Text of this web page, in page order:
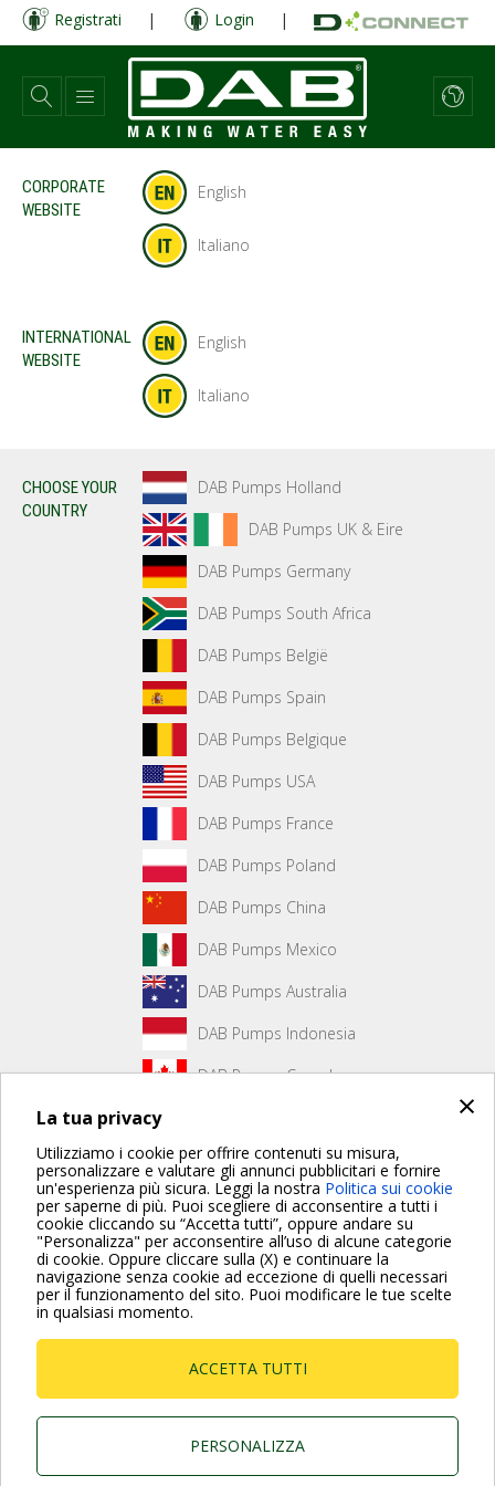
×
La tua privacy
Utilizziamo i cookie per offrire contenuti su misura,
personalizzare e valutare gli annunci pubblicitari e fornire
un'esperienza più sicura. Leggi la nostra Politica sui cookie
per saperne di più. Puoi scegliere di acconsentire a tutti i
cookie cliccando su “Accetta tutti”, oppure andare su
"Personalizza" per acconsentire all’uso di alcune categorie
di cookie. Oppure cliccare sulla (X) e continuare la
navigazione senza cookie ad eccezione di quelli necessari
per il funzionamento del sito. Puoi modificare le tue scelte
in qualsiasi momento.
ACCETTA TUTTI
PERSONALIZZA
Salta
contenuto
principale
Registrati | Login |
CORPORATE
WEBSITE
English
Italiano
INTERNATIONAL
WEBSITE
English
Italiano
CHOOSE YOUR
COUNTRY
DAB Pumps Holland
DAB Pumps UK & Eire
DAB Pumps Germany
DAB Pumps South Africa
DAB Pumps België
DAB Pumps Spain
DAB Pumps Belgique
DAB Pumps USA
DAB Pumps France
DAB Pumps Poland
DAB Pumps China
DAB Pumps Mexico
DAB Pumps Australia
DAB Pumps Indonesia
DAB Pumps Canada
Non è stato creato alcun contenuto per la prima pagina.
Per maggiori informazioni consulta anche le Domande più
Frequenti
P.I. 03675230282 - R.E.A. Padova N. 328200- Cap.